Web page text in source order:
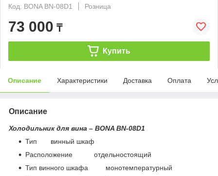
Код: BONA BN-08D1
Розница
73 000 ₸
Купить
Описание Характеристики Доставка Оплата
Описание
Холодильник для вина – BONA BN-08D1
Тип винный шкаф
Расположение отдельностоящий
Тип винного шкафа монотемпературный